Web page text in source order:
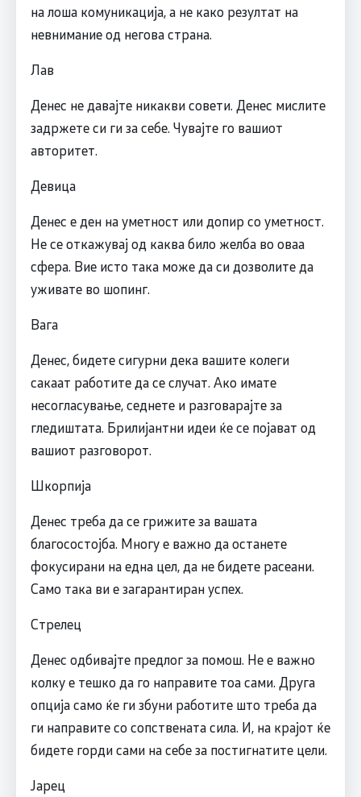
на лоша комуникација, а не како резултат на
невнимание од негова страна.
Лав
Денес не давајте никакви совети. Денес мислите
задржете си ги за себе. Чувајте го вашиот
авторитет.
Девица
Денес е ден на уметност или допир со уметност.
Не се откажувај од каква било желба во оваа
сфера. Вие исто така може да си дозволите да
уживате во шопинг.
Вага
Денес, бидете сигурни дека вашите колеги
сакаат работите да се случат. Ако имате
несогласување, седнете и разговарајте за
гледиштата. Брилијантни идеи ќе се појават од
вашиот разговорот.
Шкорпија
Денес треба да се грижите за вашата
благосостојба. Многу е важно да останете
фокусирани на една цел, да не бидете расеани.
Само така ви е загарантиран успех.
Стрелец
Денес одбивајте предлог за помош. Не е важно
колку е тешко да го направите тоа сами. Друга
опција само ќе ги збуни работите што треба да
ги направите со сопствената сила. И, на крајот ќе
бидете горди сами на себе за постигнатите цели.
Јарец